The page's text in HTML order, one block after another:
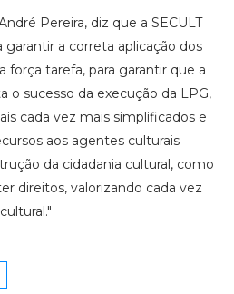
Pereira, diz que a SECULT
garantir a correta aplicação dos
força tarefa, para garantir que a
o sucesso da execução da LPG,
cada vez mais simplificados e
aos agentes culturais
da cidadania cultural, como
direitos, valorizando cada vez